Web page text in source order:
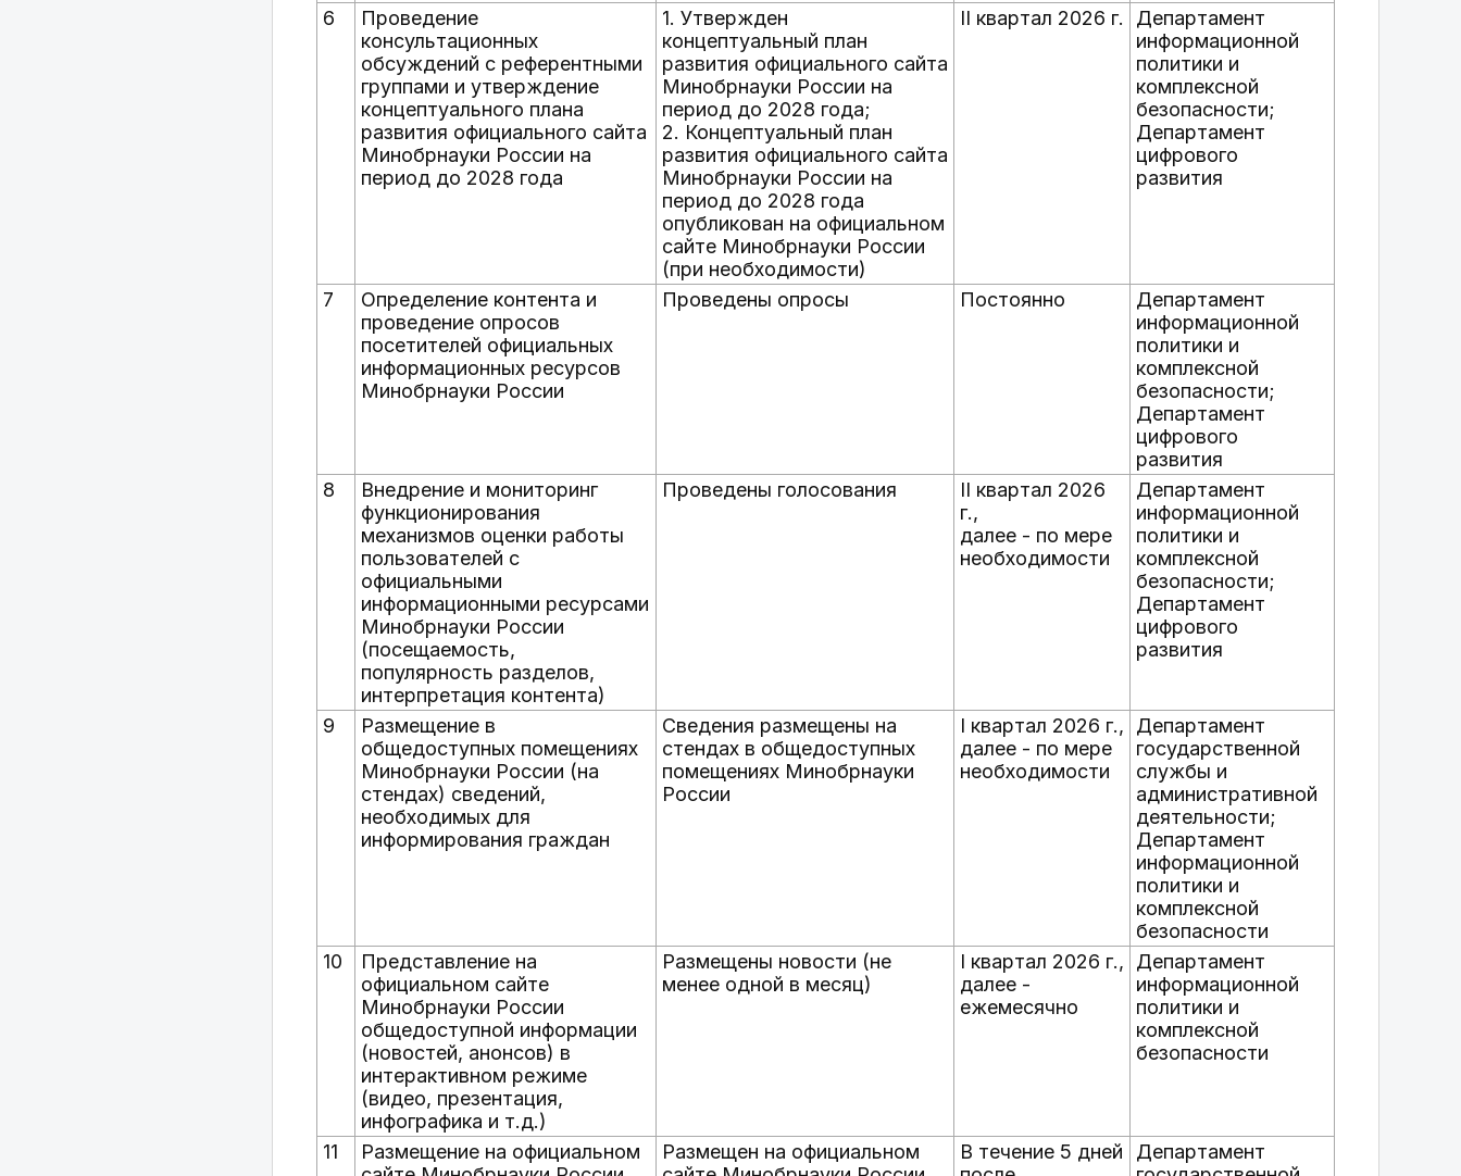
6
Проведение
консультационных
обсуждений с референтными
группами и утверждение
концептуального плана
развития официального сайта
Минобрнауки России на
период до 2028 года
1. Утвержден
концептуальный план
развития официального сайта
Минобрнауки России на
период до 2028 года;
2. Концептуальный план
развития официального сайта
Минобрнауки России на
период до 2028 года
опубликован на официальном
сайте Минобрнауки России
(при необходимости)
II квартал 2026 г.
Департамент
информационной
политики и
комплексной
безопасности;
Департамент
цифрового
развития
7
Определение контента и
проведение опросов
посетителей официальных
информационных ресурсов
Минобрнауки России
Проведены опросы Постоянно
Департамент
информационной
политики и
комплексной
безопасности;
Департамент
цифрового
развития
8
Внедрение и мониторинг
функционирования
механизмов оценки работы
пользователей с
официальными
информационными ресурсами
Минобрнауки России
(посещаемость,
популярность разделов,
интерпретация контента)
Проведены голосования
II квартал 2026
г.,
далее - по мере
необходимости
Департамент
информационной
политики и
комплексной
безопасности;
Департамент
цифрового
развития
9
Размещение в
общедоступных помещениях
Минобрнауки России (на
стендах) сведений,
необходимых для
информирования граждан
Сведения размещены на
стендах в общедоступных
помещениях Минобрнауки
России
I квартал 2026 г.,
далее - по мере
необходимости
Департамент
государственной
службы и
административной
деятельности;
Департамент
информационной
политики и
комплексной
безопасности
10
Представление на
официальном сайте
Минобрнауки России
общедоступной информации
(новостей, анонсов) в
интерактивном режиме
(видео, презентация,
инфографика и т.д.)
Размещены новости (не
менее одной в месяц)
I квартал 2026 г.,
далее -
ежемесячно
Департамент
информационной
политики и
комплексной
безопасности
11
Размещение на официальном
Размещен на официальном
В течение 5 дней
Департамент